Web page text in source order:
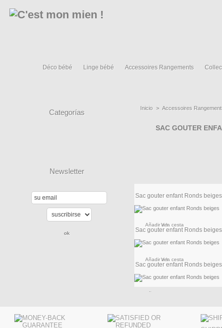
Déco bébé Linge bébé Accessoires Rangements
Categorías
Newsletter
Inicio > Accessoires
SAC GOUTER
Sac gouter enfant Ronds beiges
Añadir a la cesta
Ver
Sac gouter enfant Ronds beiges
Añadir a la cesta
Ver
Sac gouter enfant Ronds beiges
Añadir a la cesta